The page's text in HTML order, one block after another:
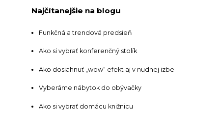
Najčítanejšie na blogu
Funkčná a trendová predsieň
Ako si vybrať konferenčný stolík
Ako dosiahnuť „wow“ efekt aj v nudnej izbe
Vyberáme nábytok do obývačky
Ako si vybrať domácu knižnicu